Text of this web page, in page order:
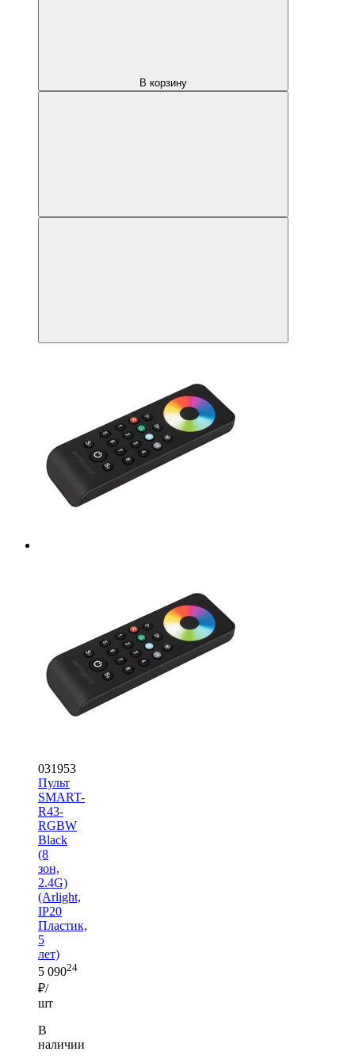
В корзину
031953
Пульт
SMART-
R43-
RGBW
Black
(8
зон,
2.4G)
(Arlight,
IP20
Пластик,
5
лет)
5 09024
₽/
шт
В
наличии